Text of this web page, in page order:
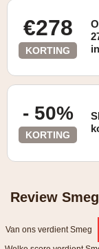
€278
KORTING
- 50%
KORTING
Review
Van ons verdient Smeg